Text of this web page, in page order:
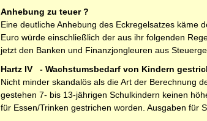
Anhebung zu teuer ?
Eine deutliche Anhebung des Eckregel­satzes käme
Euro würde einschließlich der aus ihr folgenden
jetzt den Banken und Finanzjongleuren aus
Hartz IV - Wachstumsbedarf von Kindern
Nicht minder skandalös als die Art der Berechnung
gestehen 7- bis 13-jährigen Schulkindern keinen
für Essen/Trinken gestrichen worden. Ausgaben für